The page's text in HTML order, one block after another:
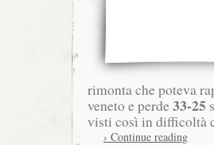
rimonta che poteva
veneto e perde33-25
visti così in difficoltà
› Continue reading